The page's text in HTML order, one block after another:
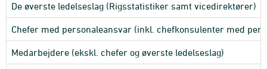
De øverste ledelseslag (Rigsstatistiker samt vicedirektører)
Chefer med personaleansvar (inkl. chefkonsulenter med
Medarbejdere (ekskl. chefer og øverste ledelseslag)